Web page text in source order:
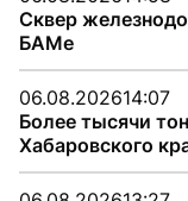
Сквер
БАМе
06.08.202614:07
Более тысячи
Хабаровского